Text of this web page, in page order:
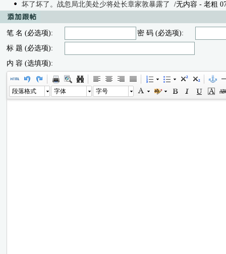
坏了坏了。战忽局北美处少将处长章家敦暴露了 /无内容 - 老粗
笔 名 (必选项):
密 码 (必选项):
标 题 (必选项):
内 容 (选填项):
段落格式 字体 字号